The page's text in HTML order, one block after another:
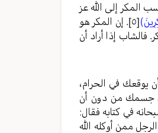
المكر إلى الله عز
[٥]
. إن المكر هو
فالشاب إذا أراد أن
يوقعك في الحرام،
في جسمك من دون أن
في كتابه فقال:
ممن أوكله الله